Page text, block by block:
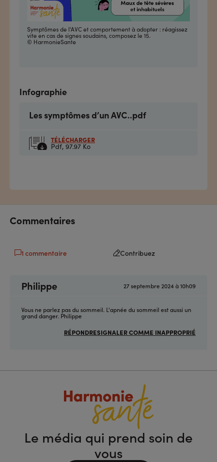
Symptômes de l'AVC et comportement à adopter : réagissez
vite en cas de signes soudains, composez le 15.
© HarmonieSante
Infographie
Les symptômes d’un AVC..pdf
TÉLÉCHARGER
Pdf,97.97 Ko
Commentaires
1 commentaire Contribuez
Philippe 27 septembre 2024 à 10h09
Vous ne parlez pas du sommeil. L'apnée du sommeil est aussi un
grand danger. Philippe
RÉPONDRESIGNALER COMME INAPPROPRIÉ
Le média qui prend soin de
vous